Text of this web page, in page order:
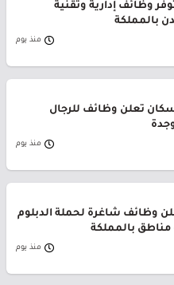
وظائف إدارية وتقنية
بالمملكة
منذ يوم
تعلن وظائف للرجال
منذ يوم
وظائف شاغرة لحملة الدبلوم
مناطق بالمملكة
منذ يوم